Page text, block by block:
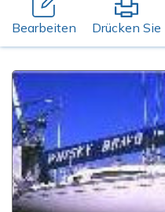
Bearbeiten Drücken Sie